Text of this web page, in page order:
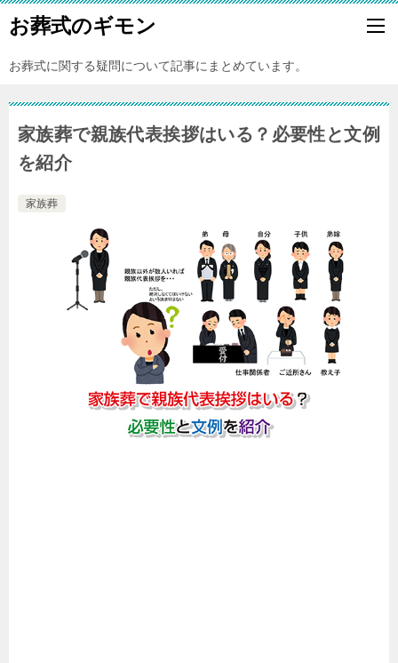
お葬式のギモン
お葬式に関する疑問について記事にまとめています。
家族葬で親族代表挨拶はいる？必要性と文例
を紹介
家族葬